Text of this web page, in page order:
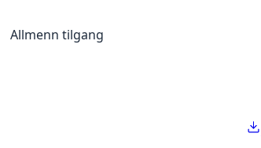
Allmenn tilgang